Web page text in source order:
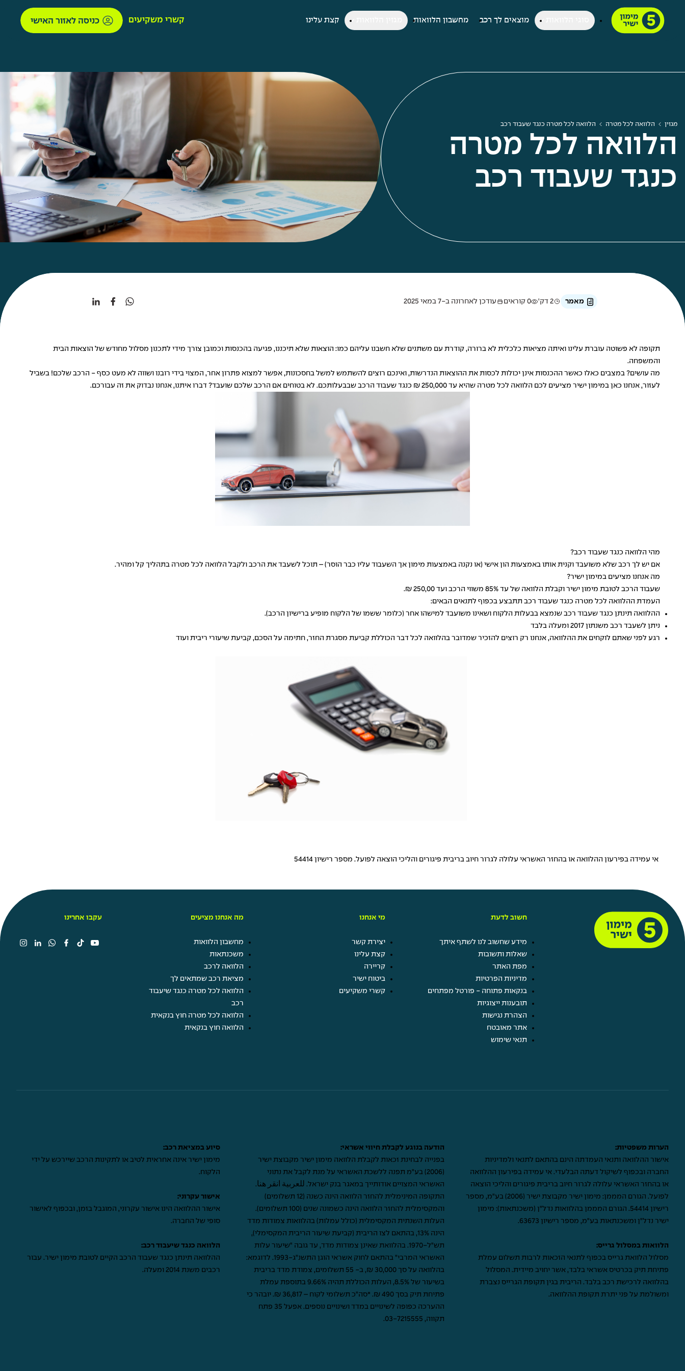
מוצאים לך רכב מחשבון הלוואות קצת עלינו קשרי משקיעים כניסה לאזור האישי
מגזין הלוואה לכל מטרה הלוואה לכל מטרה כנגד שעבוד רכב
הלוואה לכל מטרה
כנגד שעבוד רכב
מאמר 2 דק' 0 קוראים עודכן לאחרונה ב-7 במאי 2025
תקופה לא פשוטה עוברת עלינו ואיתה מציאות כלכלית לא ברורה, קודרת עם משתנים שלא חשבנו עליהם כמו: הוצאות שלא תיכננו, פגיעה בהכנסות וכמובן צורך מידי לתכנון מסלול מחודש של הוצאות הבית
והמשפחה.
מה עושים? במצבים כאלו כאשר ההכנסות אינן יכולות לכסות את ההוצאות הנדרשות, ואינכם רוצים להשתמש למשל בחסכונות, אפשר למצוא פתרון אחר, המצוי בידי רובנו ושווה לא מעט כסף - הרכב שלכם! בשביל
לעזור, אנחנו כאן במימון ישיר מציעים לכם הלוואה לכל מטרה שהיא עד 250,000 ₪ כנגד שעבוד הרכב שבבעלותכם. לא בטוחים אם הרכב שלכם שועבד? דברו איתנו, אנחנו נבדוק את זה עבורכם.
מהי הלוואה כנגד שעבוד רכב?
אם יש לך רכב שלא משועבד וקנית אותו באמצעות הון אישי (או נקנה באמצעות מימון אך השעבוד עליו כבר הוסר) – תוכל לשעבד את הרכב ולקבל הלוואה לכל מטרה בתהליך קל ומהיר.
מה אנחנו מציעים במימון ישיר?
שעבוד הרכב לטובת מימון ישיר וקבלת הלוואה של עד 85% משווי הרכב ועד 250,00 ₪.
העמדת ההלוואה לכל מטרה כנגד שעבוד רכב תתבצע בכפוף לתנאים הבאים:
ההלוואה תינתן כנגד שעבוד רכב שנמצא בבעלות הלקוח ושאינו משועבד למישהו אחר (כלומר ששמו של הלקוח מופיע ברישיון הרכב).
ניתן לשעבד רכב משנתון 2017 ומעלה בלבד
רגע לפני שאתם לוקחים את ההלוואה, אנחנו רק רוצים להזכיר שמדובר בהלוואה לכל דבר הכוללת קביעת מסגרת החזר, חתימה על הסכם, קביעת שיעורי ריבית ועוד
אי עמידה בפירעון ההלוואה או בהחזר האשראי עלולה לגרור חיוב בריבית פיגורים והליכי הוצאה לפועל. מספר רישיון 54414
חשוב לדעת
מידע שחשוב לנו לשתף איתך
שאלות ותשובות
מפת האתר
מדיניות הפרטיות
בנקאות פתוחה - פורטל מפתחים
תובענות ייצוגיות
הצהרת נגישות
אתר מאובטח
תנאי שימוש
מי אנחנו
יצירת קשר
קצת עלינו
קריירה
ביטוח ישיר
קשרי משקיעים
מה אנחנו מציעים
מחשבון הלוואות
משכנתאות
הלוואה לרכב
מציאת רכב שמתאים לך
הלוואה לכל מטרה כנגד שיעבוד
רכב
הלוואה לכל מטרה חוץ בנקאית
הלוואה חוץ בנקאית
עקבו אחרינו
הערות משפטיות:
אישור ההלוואה ותנאי העמדתה הינם בהתאם לתנאי ולמדיניות
החברה ובכפוף לשיקול דעתה הבלעדי. אי עמידה בפירעון ההלוואה
או בהחזר האשראי עלולה לגרור חיוב בריבית פיגורים והליכי הוצאה
לפועל. הגורם המממן: מימון ישיר מקבוצת ישיר (2006) בע"מ, מספר
רישיון 54414. הגורם המממן בהלוואות נדל"ן (משכנתאות): מימון
ישיר נדל"ן ומשכנתאות בע"מ, מספר רישיון 63673.
הלוואות במסלול גרייס:
מסלול הלוואת גרייס בכפוף לתנאי הזכאות לרבות תשלום עמלת
פתיחת תיק בכרטיס אשראי בלבד, אשר יחויב מיידית. המסלול
בהלוואה לרכישת רכב בלבד. הריבית בגין תקופת הגרייס נצברת
ומשולמת על פני יתרת תקופת ההלוואה.
הודעה בנוגע לקבלת חיווי אשראי:
בפנייה לבחינת זכאות לקבלת הלוואה מימון ישיר מקבוצת ישיר
(2006) בע"מ תפנה ללשכת האשראי על מנת לקבל את נתוני
האשראי המצויים אודותייך במאגר בנק ישראל. للعربية انقر هنا.
התקופה המינימלית להחזר הלוואה הינה כשנה (12 תשלומים)
והמקסימלית להחזר הלוואה הינה כשמונה שנים (100 תשלומים).
העלות השנתית המקסימלית (כולל עמלות) בהלוואות צמודות מדד
הינה 13%, בהתאם לצו הריבית (קביעת שיעור הריבית המקסימלי),
תש"ל-1970. בהלוואת שאינן צמודות מדד, עד גובה "שיעור עלות
האשראי המרבי" בהתאם לחוק אשראי הוגן התשנ"ג-1993. לדוגמא:
בהלוואה על סך 30,000 ₪, ב- 55 תשלומים, צמודת מדד בריבית
בשיעור של 8.5%, העלות הכוללת תהיה 9.66% בתוספת עמלת
פתיחת תיק בסך 490 ₪. *סה"כ תשלומי לקוח – 36,817 ₪. יובהר כי
ההערכה כפופה לשינויים במדד ושינויים נוספים. אפעל 35 פתח
תקווה, 03-7215555
.
סיוע במציאת רכב:
מימון ישיר אינה אחראית לטיב או לתקינות הרכב שיירכש על ידי
הלקוח.
אישור עקרוני:
אישור ההלוואה הינו אישור עקרוני, המוגבל בזמן, ובכפוף לאישור
סופי של החברה.
הלוואה כנגד שיעבוד רכב:
ההלוואה תינתן כנגד שעבוד הרכב הקיים לטובת מימון ישיר. עבור
רכבים משנת 2014 ומעלה.